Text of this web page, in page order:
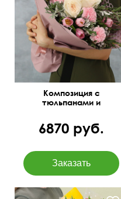
Зелень: бруния, листья
питтоспорума
Композиция с
тюльпанами и
6870 руб.